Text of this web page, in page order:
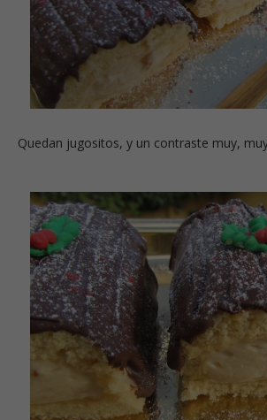
Quedan jugositos, y un contraste muy,